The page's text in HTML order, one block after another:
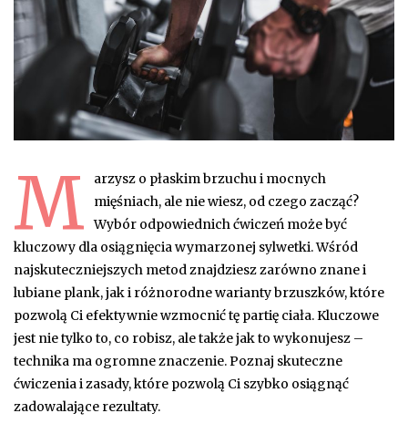
M
arzysz o płaskim brzuchu i mocnych
mięśniach, ale nie wiesz, od czego zacząć?
Wybór odpowiednich ćwiczeń może być
kluczowy dla osiągnięcia wymarzonej sylwetki. Wśród
najskuteczniejszych metod znajdziesz zarówno znane i
lubiane plank, jak i różnorodne warianty brzuszków, które
pozwolą Ci efektywnie wzmocnić tę partię ciała. Kluczowe
jest nie tylko to, co robisz, ale także jak to wykonujesz –
technika ma ogromne znaczenie. Poznaj skuteczne
ćwiczenia i zasady, które pozwolą Ci szybko osiągnąć
zadowalające rezultaty.